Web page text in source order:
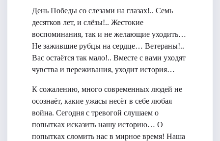
День Победы со слезами на глазах!.. Семь
десятков лет, и слёзы!.. Жестокие
воспоминания, так и не желающие уходить…
Не зажившие рубцы на сердце… Ветераны!..
Вас остаётся так мало!.. Вместе с вами уходят
чувства и переживания, уходит история…
К сожалению, много современных людей не
осознаёт, какие ужасы несёт в себе любая
война. Сегодня с тревогой слушаем о
попытках исказить нашу историю… О
попытках сломить нас в мирное время! Наша